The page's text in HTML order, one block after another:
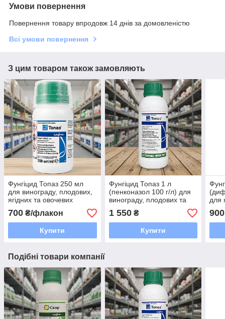
Умови повернення
Повернення товару впродовж 14 днів за домовленістю
Всі умови повернення
З цим товаром також замовляють
Фунгіцид Топаз 250 мл
для винограду, плодових,
ягідних та овочевих
культур від борошнистої
роси, оїдіуму та сірої гнилі
700 ₴/флакон
Купити
Фунгіцид Топаз 1 л
(пенконазол 100 г/л) для
винограду, плодових та
ягідних культур системний
1 550₴
Купити
для
900
Подібні товари компанії